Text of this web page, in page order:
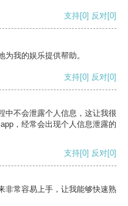
支持[0] 反对[0]
我的娱乐提供帮助。
支持[0] 反对[0]
中不会泄露个人信息，这让我很
，经常会出现个人信息泄露的
支持[0] 反对[0]
非常容易上手，让我能够快速熟